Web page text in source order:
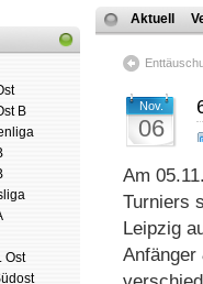
B
Ost
Aktuell
Nov.
06
Am
Turniers
Leipzig
Anfänger